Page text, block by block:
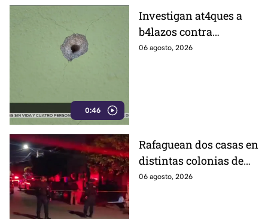
0:46
Investigan at4ques a
b4lazos contra
distintos domicilios en
06 agosto, 2026
Rafaguean dos casas en
distintas colonias de
Celaya; esto fue lo que
06 agosto, 2026